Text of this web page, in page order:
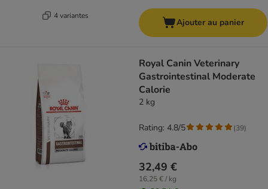
4 variantes
Ajouter au panier
Royal Canin Veterinary
Gastrointestinal Moderate
Calorie
2 kg
32,49 €
16,25 € / kg
Rating: 4.8/5 (39)